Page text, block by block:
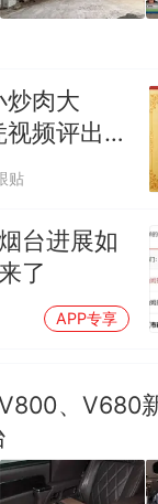
炒肉大
频评出
贴
台进展如
了
APP专享
、V680